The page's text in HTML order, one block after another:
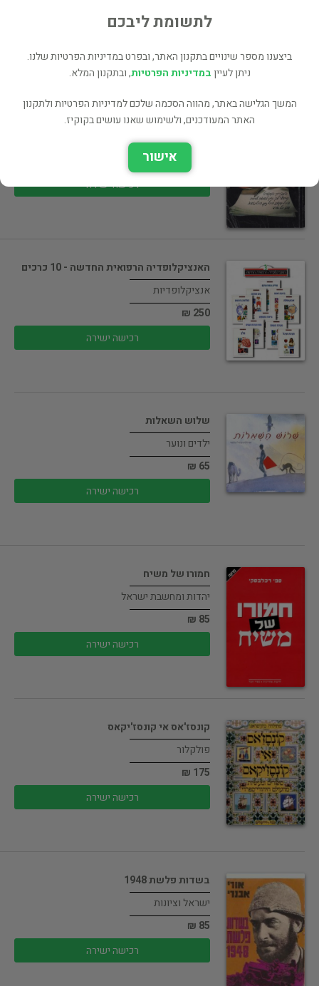
רכישה ישירה
ספר המשא-ומתן: המדריך המפורט שייעץ לך…
הדרכה
רכישה ישירה
האנציקלופדיה הרפואית החדשה - 10 כרכים
אנציקלופדיות
250 ₪
רכישה ישירה
שלוש השאלות
ילדים ונוער
65 ₪
רכישה ישירה
חמורו של משיח
יהדות ומחשבת ישראל
85 ₪
רכישה ישירה
קונסז'אס אי קונסז'יקאס
פולקלור
175 ₪
רכישה ישירה
בשדות פלשת 1948
ישראל וציונות
85 ₪
רכישה ישירה
לתשומת ליבכם
ביצענו מספר שינויים בתקנון האתר, ובפרט במדיניות הפרטיות שלנו.
ניתן לעייןבמדיניות הפרטיות, ובתקנון המלא.
המשך הגלישה באתר, מהווה הסכמה שלכם למדיניות הפרטיות ולתקנון
האתר המעודכנים, ולשימוש שאנו עושים בקוקיז.
אישור